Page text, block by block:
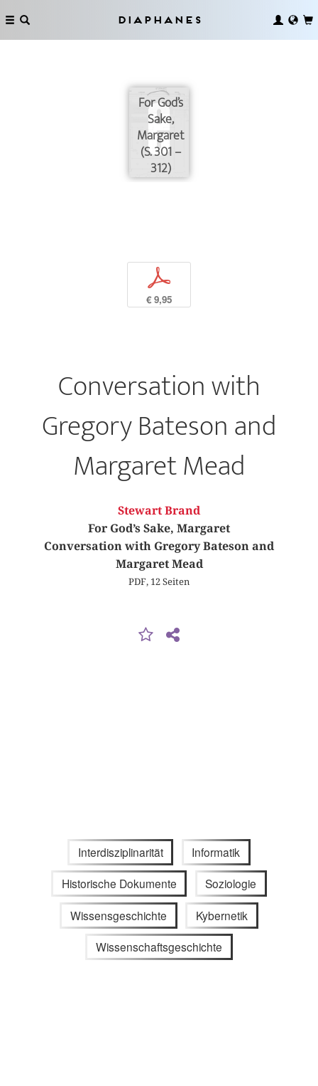
Diaphanes
For God’s
Sake,
Margaret
(S. 301 –
312)
p
€ 9,95
Conversation with
Gregory Bateson and
Margaret Mead
Stewart Brand
For God’s Sake, Margaret
Conversation with Gregory Bateson and
Margaret Mead
PDF, 12 Seiten
Interdisziplinarität Informatik
Historische Dokumente Soziologie
Wissensgeschichte Kybernetik
Wissenschaftsgeschichte